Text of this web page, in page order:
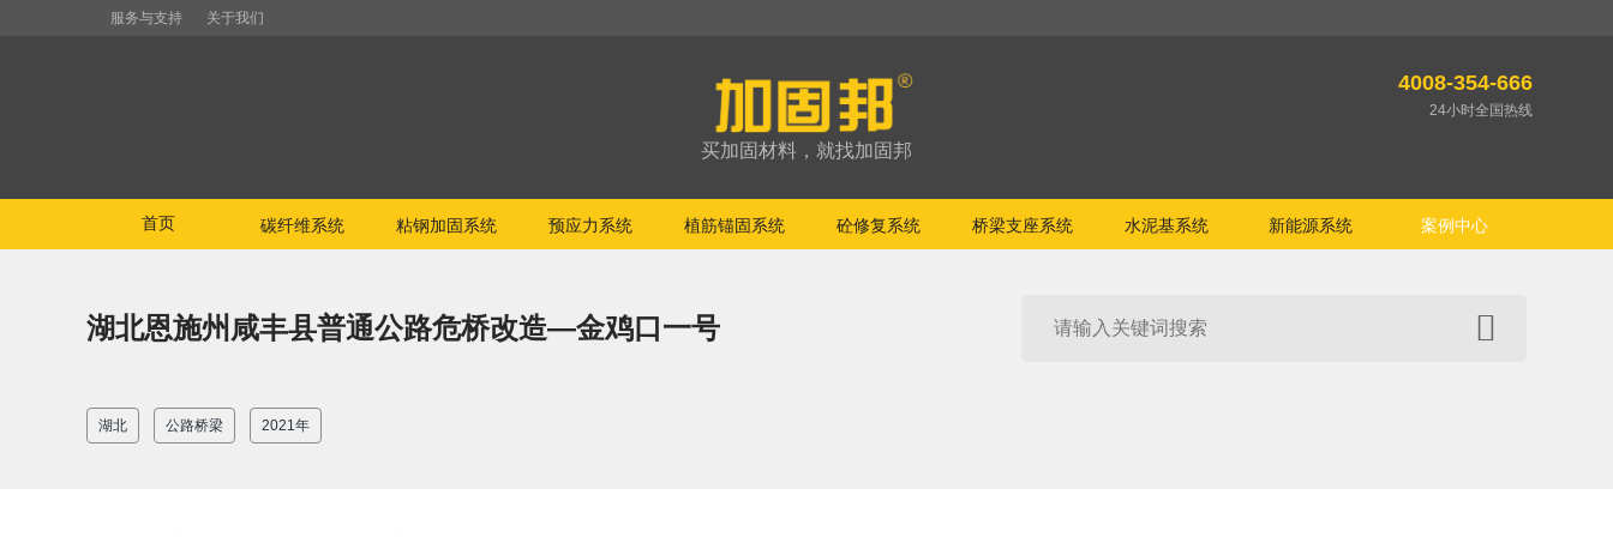
服务与支持 关于我们
买加固材料，就找加固邦
4008-354-666
24小时全国热线
首页 碳纤维系统 粘钢加固系统 预应力系统 植筋锚固系统 砼修复系统 桥梁支座系统 水泥基系统 新能源系统 案例中心
湖北恩施州咸丰县普通公路危桥改造—金鸡口一号
湖北 公路桥梁 2021年